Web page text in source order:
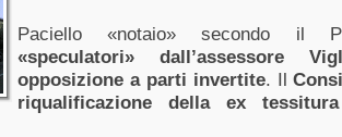
Paciello «notaio» secondo il
«speculatori» dall’assessore
opposizione a parti invertite. Il
riqualificazione della ex